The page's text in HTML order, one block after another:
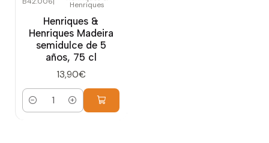
Henriques
Henriques &
Henriques Madeira
semidulce de 5
años, 75 cl
13,90€
Cantidad